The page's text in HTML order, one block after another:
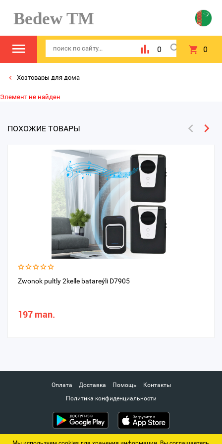
Bedew TM
0 0
Хозтовары для дома
Элемент не найден
ПОХОЖИЕ ТОВАРЫ
Zwonok pultly 2kelle batareýli D7905
197 man.
Оплата Доставка Помощь
Контакты
Политика конфиденциальности